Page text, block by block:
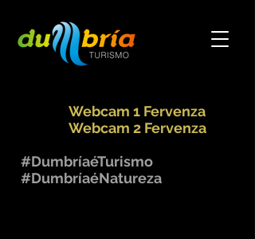
Webcam 1 Fervenza
Webcam 2 Fervenza
#DumbríaéTurismo
#DumbríaéNatureza